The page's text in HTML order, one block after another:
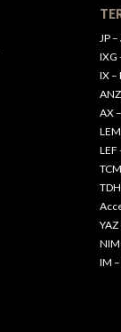
JP
IXG
IX –
AX
NIM
IM